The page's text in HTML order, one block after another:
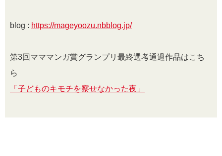
blog : https://mageyoozu.nbblog.jp/
第3回マママンガ賞グランプリ最終選考通過作品はこち
ら
「子どものキモチを察せなかった夜」